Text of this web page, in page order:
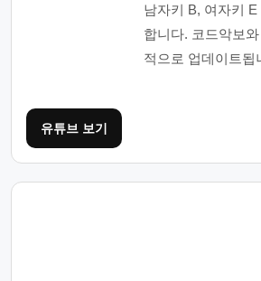
남자키 B, 여자키
합니다. 코드악보
적으로 업데이트됩
유튜브 보기